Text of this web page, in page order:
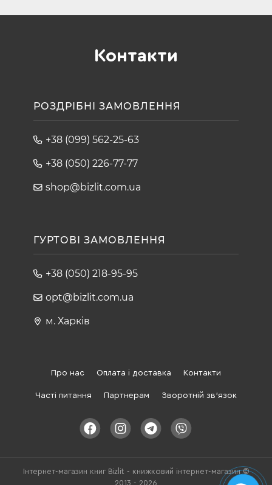
Контакти
РОЗДРІБНІ ЗАМОВЛЕННЯ
+38 (099) 562-25-63
+38 (050) 226-77-77
shop@bizlit.com.ua
ГУРТОВІ ЗАМОВЛЕННЯ
+38 (050) 218-95-95
opt@bizlit.com.ua
м. Харків
Про нас Оплата і доставка Контакти
Часті питання Партнерам Зворотній зв'язок
Інтернет-магазин книг Bizlit - книжковий інтернет-магазин ©
2013 - 2026